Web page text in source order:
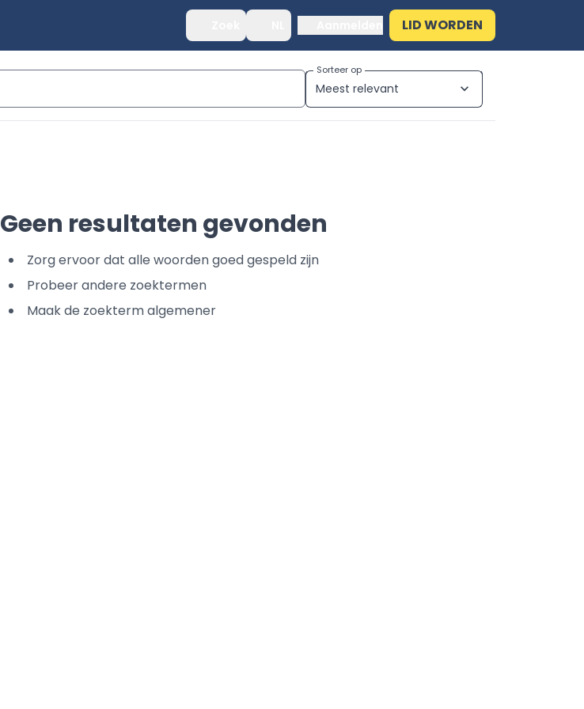
LID WORDEN
Meest relevant expand_more
Sorteer op
Geen resultaten gevonden
Zorg ervoor dat alle woorden goed gespeld zijn
Probeer andere zoektermen
Maak de zoekterm algemener